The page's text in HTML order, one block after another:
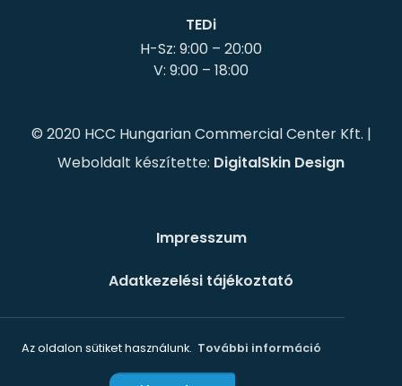
Az oldalon sütiket használunk. További információ
TEDi
H-Sz: 9:00 – 20:00
© 2020 HCC Hungarian Commercial Center Kft. |
Weboldalt készítette: DigitalSkin Design
Impresszum
Adatkezelési tájékoztató
Süti szabályzat